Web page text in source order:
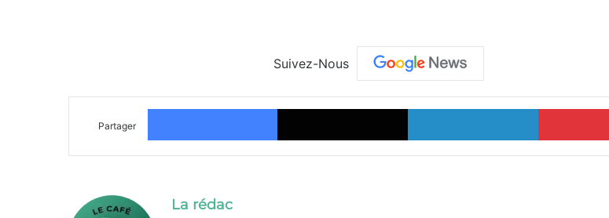
Suivez-Nous
Partager
Facebook X Linkedin
La rédac